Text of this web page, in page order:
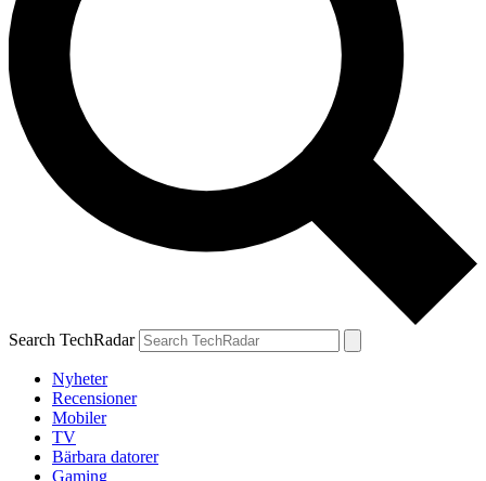
Search TechRadar
Nyheter
Recensioner
Mobiler
TV
Bärbara datorer
Gaming